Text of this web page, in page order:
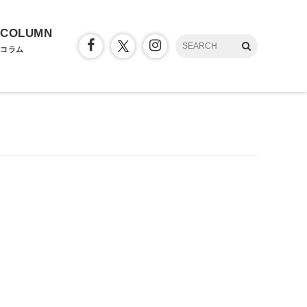
COLUMN
コラム